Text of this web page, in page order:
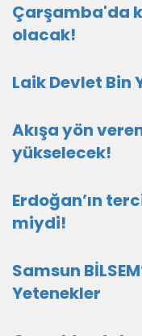
Çarşamba'da
olacak!
Laik Devlet Bin
Akışa yön
yükselecek!
Erdoğan’ın
miydi!
Samsun
Yetenekler